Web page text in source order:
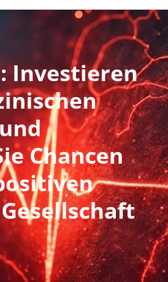
Investieren
Chancen